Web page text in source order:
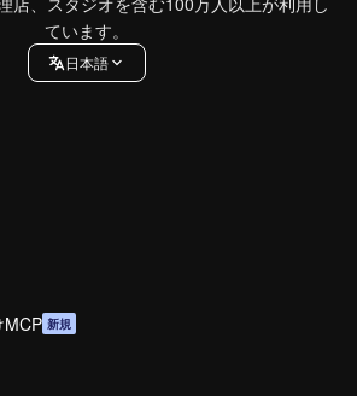
ています。
日本語
新規